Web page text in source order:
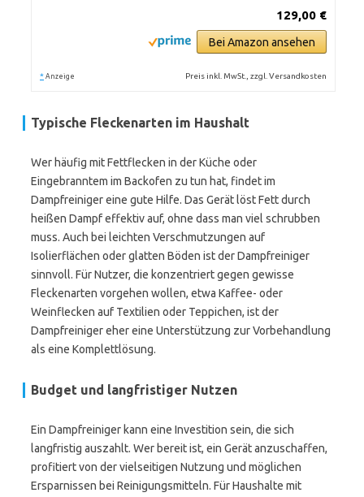
129,00 €
Bei Amazon ansehen
* Anzeige Preis inkl. MwSt., zzgl. Versandkosten
Typische Fleckenarten im Haushalt
Wer häufig mit Fettflecken in der Küche oder
Eingebranntem im Backofen zu tun hat, findet im
Dampfreiniger eine gute Hilfe. Das Gerät löst Fett durch
heißen Dampf effektiv auf, ohne dass man viel schrubben
muss. Auch bei leichten Verschmutzungen auf
Isolierflächen oder glatten Böden ist der Dampfreiniger
sinnvoll. Für Nutzer, die konzentriert gegen gewisse
Fleckenarten vorgehen wollen, etwa Kaffee- oder
Weinflecken auf Textilien oder Teppichen, ist der
Dampfreiniger eher eine Unterstützung zur Vorbehandlung
als eine Komplettlösung.
Budget und langfristiger Nutzen
Ein Dampfreiniger kann eine Investition sein, die sich
langfristig auszahlt. Wer bereit ist, ein Gerät anzuschaffen,
profitiert von der vielseitigen Nutzung und möglichen
Ersparnissen bei Reinigungsmitteln. Für Haushalte mit